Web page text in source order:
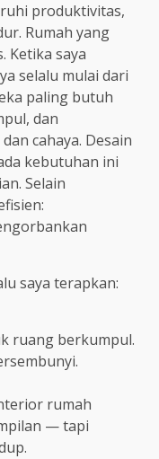
produktivitas,
Rumah yang
Ketika saya
selalu mulai dari
paling butuh
dan
cahaya. Desain
kebutuhan ini
Selain
saya terapkan:
ruang berkumpul.
rumah
— tapi